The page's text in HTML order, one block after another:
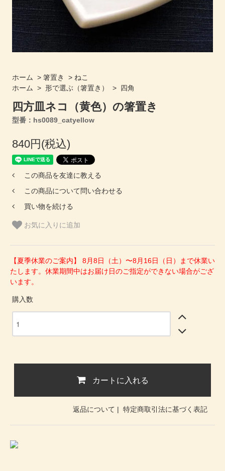
ホーム >箸置き > ねこ
ホーム
>形で選ぶ（箸置き） > 四角
四方皿ネコ（黄色）の箸置き
型番：hs0089_catyellow
840円(税込)
この商品を友達に教える
この商品について問い合わせる
買い物を続ける
お気に入りに追加
【夏季休業のご案内】 8月8日（土）〜8月16日（日）まで休業い
たします。休業期間中はお届け日のご指定ができない場合がござ
います。
購入数
カートに入れる
返品について | 特定商取引法に基づく表記